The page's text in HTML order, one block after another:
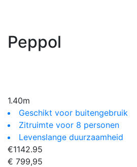
Peppol
1.40m
Geschikt voor buitengebruik
Zitruimte voor 8 personen
Levenslange duurzaamheid
€1142.95
€ 799,95